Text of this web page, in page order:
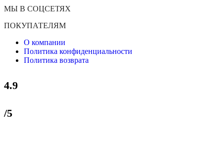
МЫ В СОЦСЕТЯХ
ПОКУПАТЕЛЯМ
О компании
Политика конфиденциальности
Политика возврата
4.9
/5